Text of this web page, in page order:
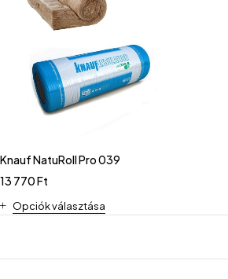
Knauf NatuRoll Pro 039
13 770Ft
Opciók választása